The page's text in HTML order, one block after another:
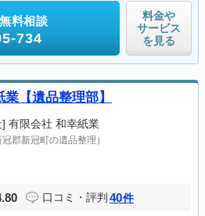
料相談
734
料金や
サービス
を見る
【遺品整理部】
有限会社 和幸紙業
冠郡新冠町の遺品整理）
口コミ・評判 40件